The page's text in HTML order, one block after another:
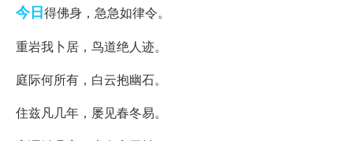
今日得佛身，急急如律令。
重岩我卜居，鸟道绝人迹。
庭际何所有，白云抱幽石。
住兹凡几年，屡见春冬易。